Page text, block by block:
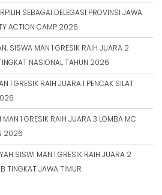
SEBAGAI DELEGASI PROVINSI JAWA
ACTION CAMP 2026
SISWA MAN 1 GRESIK RAIH JUARA 2
NASIONAL TAHUN 2026
1 GRESIK RAIH JUARA 1 PENCAK SILAT
1 GRESIK RAIH JUARA 3 LOMBA MC
2026
SISWI MAN 1 GRESIK RAIH JUARA 2
TINGKAT JAWA TIMUR